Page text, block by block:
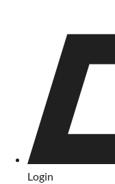
Login